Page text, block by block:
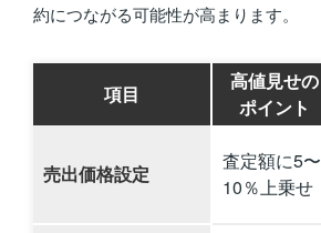
約につながる可能性が高まります。
項目
高値見せの
ポイント
売出価格設定
査定額に5〜
10％上乗せ